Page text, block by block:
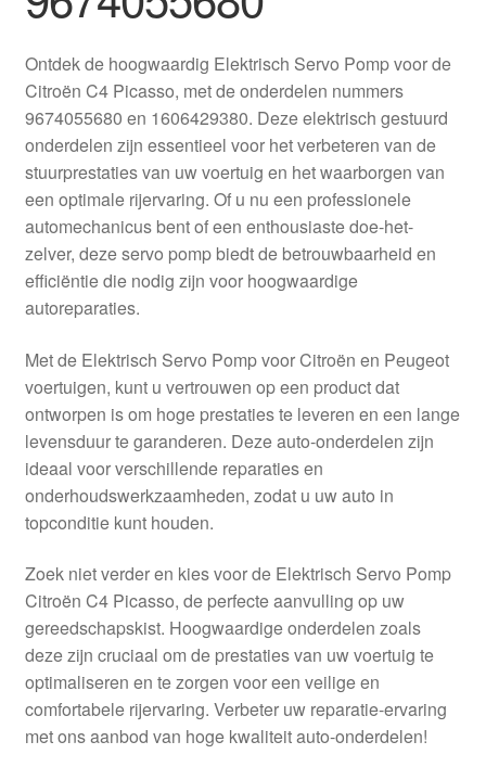
Betalingen
Contact
Kassa
Klachten
Klachtenprocedure
Levering
Mijn account
Over ons
Privacybeleid
Wereldwijde verzending
Winkelwagen
Ontdek de hoogwaardig Elektrisch Servo Pomp voor de
Citroën C4 Picasso, met de onderdelen nummers
9674055680 en 1606429380. Deze elektrisch gestuurd
onderdelen zijn essentieel voor het verbeteren van de
stuurprestaties van uw voertuig en het waarborgen van
een optimale rijervaring. Of u nu een professionele
automechanicus bent of een enthousiaste doe-het-
zelver, deze servo pomp biedt de betrouwbaarheid en
efficiëntie die nodig zijn voor hoogwaardige
autoreparaties.
Met de Elektrisch Servo Pomp voor Citroën en Peugeot
voertuigen, kunt u vertrouwen op een product dat
ontworpen is om hoge prestaties te leveren en een lange
levensduur te garanderen. Deze auto-onderdelen zijn
ideaal voor verschillende reparaties en
onderhoudswerkzaamheden, zodat u uw auto in
topconditie kunt houden.
Zoek niet verder en kies voor de Elektrisch Servo Pomp
Citroën C4 Picasso, de perfecte aanvulling op uw
gereedschapskist. Hoogwaardige onderdelen zoals
deze zijn cruciaal om de prestaties van uw voertuig te
optimaliseren en te zorgen voor een veilige en
comfortabele rijervaring. Verbeter uw reparatie-ervaring
met ons aanbod van hoge kwaliteit auto-onderdelen!